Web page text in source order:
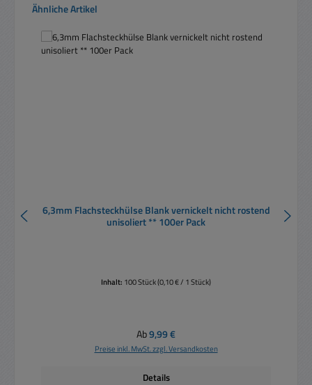
Produktgalerie überspringen
Ähnliche Artikel
6,3mm Flachsteckhülse Blank vernickelt nicht rostend
unisoliert ** 100er Pack
Inhalt: 100 Stück(0,10 € / 1 Stück)
Regulärer Preis:
Ab9,99 €
Preise inkl. MwSt. zzgl. Versandkosten
Details